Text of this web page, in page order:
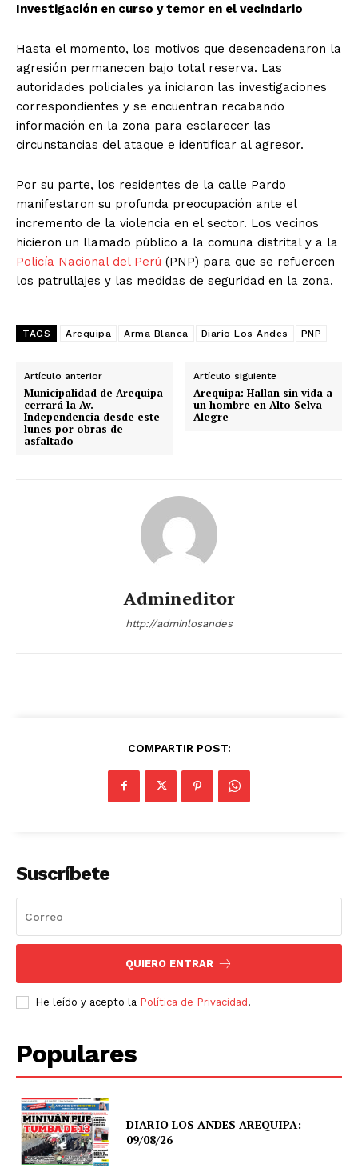
Investigación en curso y temor en el vecindario
Hasta el momento, los motivos que desencadenaron la
agresión permanecen bajo total reserva. Las
autoridades policiales ya iniciaron las investigaciones
correspondientes y se encuentran recabando
información en la zona para esclarecer las
circunstancias del ataque e identificar al agresor.
Por su parte, los residentes de la calle Pardo
manifestaron su profunda preocupación ante el
incremento de la violencia en el sector. Los vecinos
hicieron un llamado público a la comuna distrital y a la
Policía Nacional del Perú (PNP) para que se refuercen
los patrullajes y las medidas de seguridad en la zona.
TAGS Arequipa Arma Blanca Diario Los Andes PNP
Artículo anterior
Municipalidad de Arequipa
cerrará la Av.
Independencia desde este
lunes por obras de
asfaltado
Artículo siguiente
Arequipa: Hallan sin vida a
un hombre en Alto Selva
Alegre
Admineditor
http://adminlosandes
COMPARTIR POST:
Suscríbete
QUIERO ENTRAR
He leído y acepto la Política de Privacidad.
Populares
DIARIO LOS ANDES AREQUIPA:
09/08/26